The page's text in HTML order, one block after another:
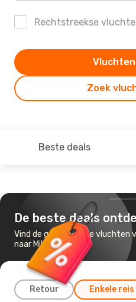
Rechtstreekse
Zoek
Beste deals
De beste deals
Vind de goedkoopste vluchten
naar Milaan
Retour Enkele reis